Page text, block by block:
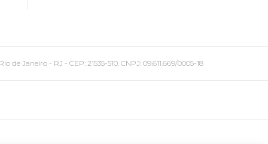
Janeiro - RJ - CEP: 21535-510. CNPJ: 09.611.669/0005-18